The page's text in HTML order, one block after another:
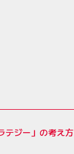
テジー」の考え方